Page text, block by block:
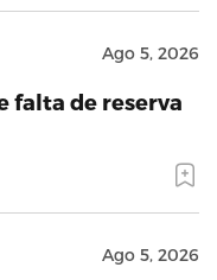
Ago 5, 2026
falta de reserva
Ago 5, 2026